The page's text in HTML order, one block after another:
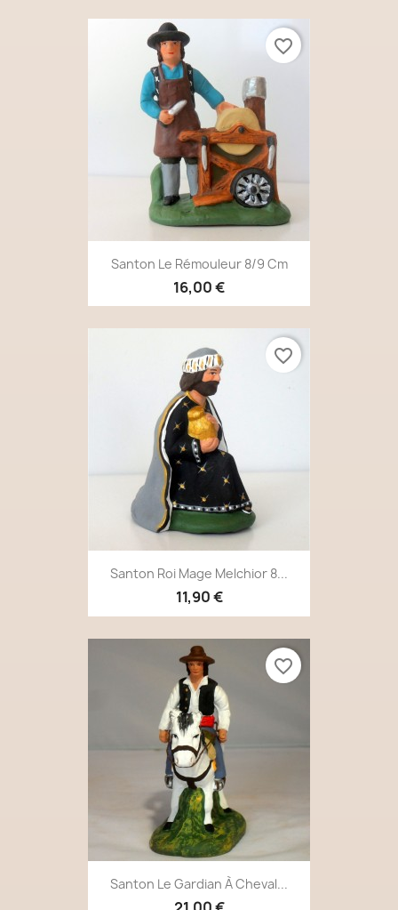
Santon Le Rémouleur 8/9 Cm
16,00 €
favorite_border
Santon Roi Mage Melchior 8...
11,90 €
favorite_border
Santon Le Gardian À Cheval...
favorite_border